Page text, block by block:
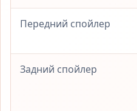
Передний спойлер
Задний спойлер